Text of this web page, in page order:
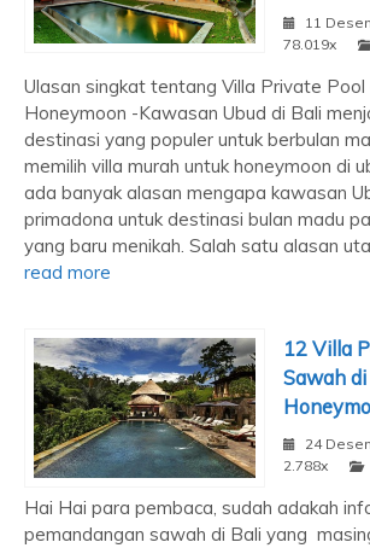
11
78.019x
Ulasan singkat tentang Villa Private
Honeymoon -Kawasan Ubud di Bali
destinasi yang populer untuk berbulan
memilih villa murah untuk honeymoon di
ada banyak alasan mengapa kawasan
primadona untuk destinasi bulan madu
yang baru menikah. Salah satu alasan
read more
12 Villa
Sawah
24
2.788x
Hai Hai para pembaca, sudah adakah
pemandangan sawah di Bali yang